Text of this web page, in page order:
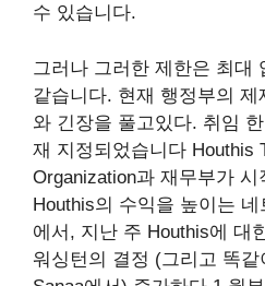
수 있습니다.
그러나 그러한 제한은 최대
같습니다. 현재 행정부의
와 긴장을 풀고있다. 취임
재 지정되었습니다 Houthis
Organization과 재무부가 시
Houthis의 수익을 높이는
에서, 지난 주 Houthis에 대
워싱턴의 결정 (그리고 똑같